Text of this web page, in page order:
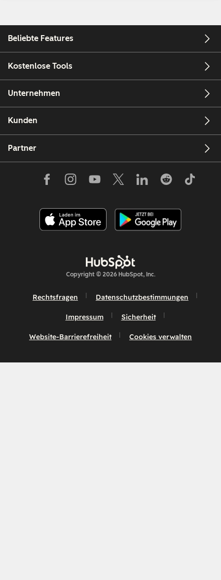
Beliebte Features
Kostenlose Tools
Unternehmen
Kunden
Partner
Copyright © 2026 HubSpot, Inc.
Rechtsfragen Datenschutzbestimmungen
Impressum Sicherheit
Website-Barrierefreiheit Cookies verwalten